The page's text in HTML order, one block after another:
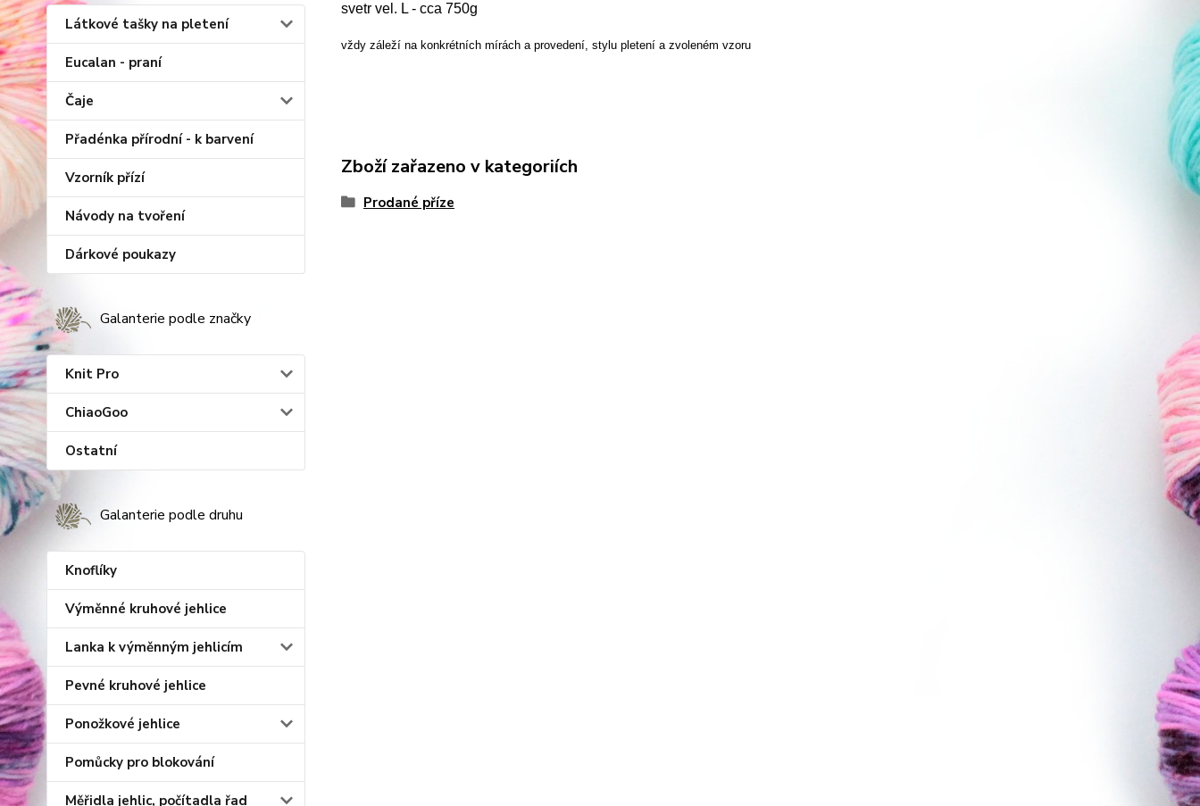
Látkové tašky na pletení
Eucalan - praní
Čaje
Přadénka přírodní - k barvení
Vzorník přízí
Návody na tvoření
Dárkové poukazy
Galanterie podle značky
Knit Pro
ChiaoGoo
Ostatní
Galanterie podle druhu
Knoflíky
Výměnné kruhové jehlice
Lanka k výměnným jehlicím
Pevné kruhové jehlice
Ponožkové jehlice
Pomůcky pro blokování
Měřidla jehlic, počítadla řad
svetr vel. L - cca 750g
vždy záleží na konkrétních mírách a provedení, stylu pletení a zvoleném vzoru
Zboží zařazeno v kategoriích
Prodané příze